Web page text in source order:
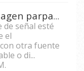
¿Cómo corregir una imagen parpadeante en el proyector?
de señal esté
el
otra fuente
o di...